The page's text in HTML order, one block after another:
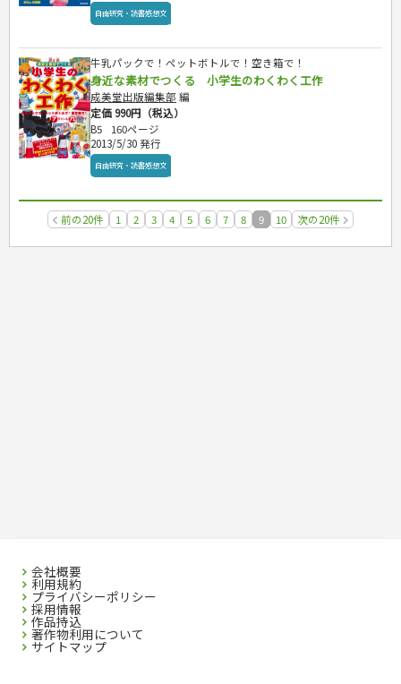
自由研究・読書感想文
牛乳パックで！ペットボトルで！空き箱で！
身近な素材でつくる 小学生のわくわく工作
成美堂出版編集部 編
定価 990円（税込）
B5
160ページ
2013/5/30 発行
自由研究・読書感想文
前の20件 1 2 3 4 5 6 7 8 9 10 次の20件
会社概要
利用規約
プライバシーポリシー
採用情報
作品持込
著作物利用について
サイトマップ